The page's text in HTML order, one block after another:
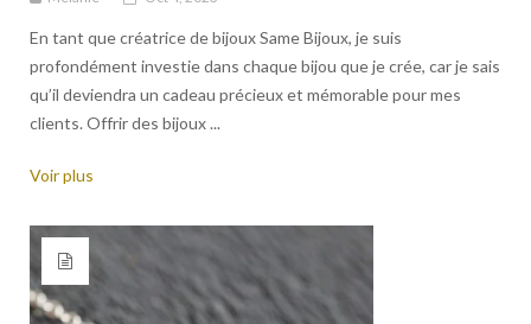
En tant que créatrice de bijoux Same Bijoux, je suis
profondément investie dans chaque bijou que je crée, car je sais
qu’il deviendra un cadeau précieux et mémorable pour mes
clients. Offrir des bijoux ...
Voir plus